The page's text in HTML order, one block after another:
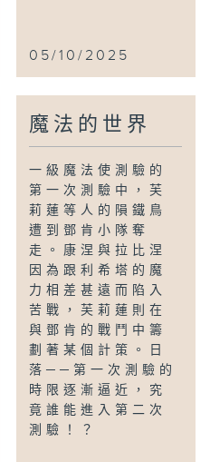
05/10/2025
魔法的世界
一級魔法使測驗的
第一次測驗中，芙
莉蓮等人的隕鐵鳥
遭到鄧肯小隊奪
走。康涅與拉比涅
因為跟利希塔的魔
力相差甚遠而陷入
苦戰，芙莉蓮則在
與鄧肯的戰鬥中籌
劃著某個計策。日
落──第一次測驗的
時限逐漸逼近，究
竟誰能進入第二次
測驗！？